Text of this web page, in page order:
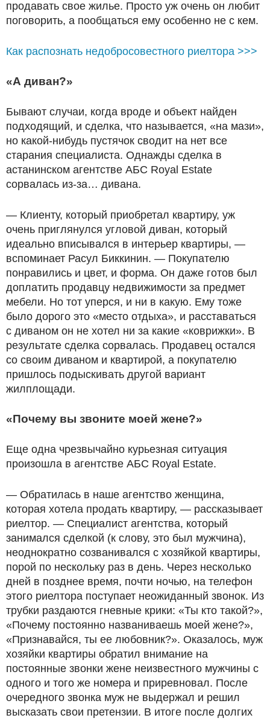
продавать свое жилье. Просто уж очень он любит
поговорить, а пообщаться ему особенно не с кем.
Как распознать недобросовестного риелтора >>>
«А диван?»
Бывают случаи, когда вроде и объект найден
подходящий, и сделка, что называется, «на мази»,
но какой-нибудь пустячок сводит на нет все
старания специалиста. Однажды сделка в
астанинском агентстве АБС Royal Estate
сорвалась из-за… дивана.
— Клиенту, который приобретал квартиру, уж
очень приглянулся угловой диван, который
идеально вписывался в интерьер квартиры, —
вспоминает Расул Биккинин. — Покупателю
понравились и цвет, и форма. Он даже готов был
доплатить продавцу недвижимости за предмет
мебели. Но тот уперся, и ни в какую. Ему тоже
было дорого это «место отдыха», и расставаться
с диваном он не хотел ни за какие «коврижки». В
результате сделка сорвалась. Продавец остался
со своим диваном и квартирой, а покупателю
пришлось подыскивать другой вариант
жилплощади.
«Почему вы звоните моей жене?»
Еще одна чрезвычайно курьезная ситуация
произошла в агентстве АБС Royal Estate.
— Обратилась в наше агентство женщина,
которая хотела продать квартиру, — рассказывает
риелтор. — Специалист агентства, который
занимался сделкой (к слову, это был мужчина),
неоднократно созванивался с хозяйкой квартиры,
порой по нескольку раз в день. Через несколько
дней в позднее время, почти ночью, на телефон
этого риелтора поступает неожиданный звонок. Из
трубки раздаются гневные крики: «Ты кто такой?»,
«Почему постоянно названиваешь моей жене?»,
«Признавайся, ты ее любовник?». Оказалось, муж
хозяйки квартиры обратил внимание на
постоянные звонки жене неизвестного мужчины с
одного и того же номера и приревновал. После
очередного звонка муж не выдержал и решил
высказать свои претензии. В итоге после долгих